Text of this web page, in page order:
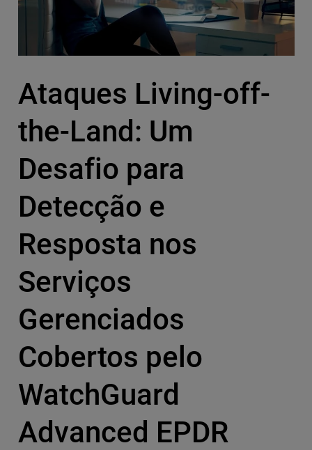
Ataques Living-off-
the-Land: Um
Desafio para
Detecção e
Resposta nos
Serviços
Gerenciados
Cobertos pelo
WatchGuard
Advanced EPDR